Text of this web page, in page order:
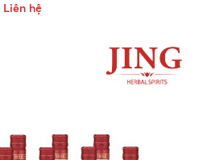
Liên hệ